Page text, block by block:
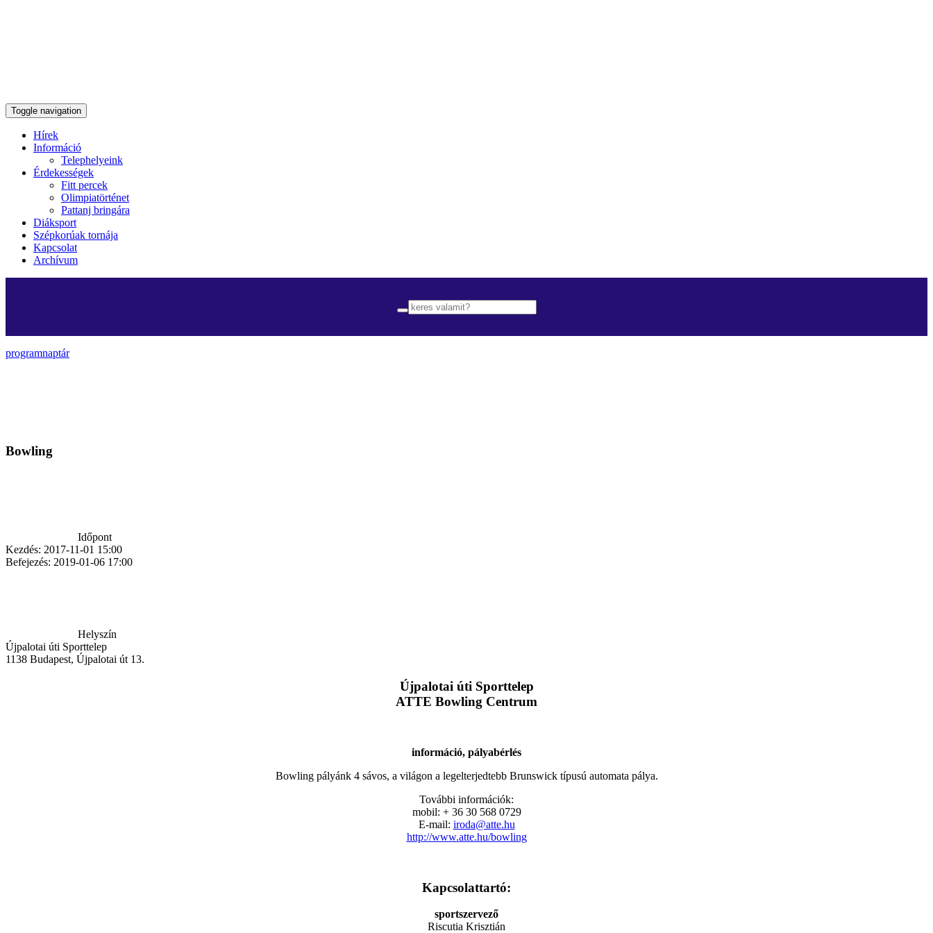
Toggle navigation
Hírek
Információ
Telephelyeink
Érdekességek
Fitt percek
Olimpiatörténet
Pattanj bringára
Diáksport
Szépkorúak tornája
Kapcsolat
Archívum
programnaptár
Bowling
Időpont
Kezdés: 2017-11-01 15:00
Befejezés: 2019-01-06 17:00
Helyszín
Újpalotai úti Sporttelep
1138 Budapest, Újpalotai út 13.
Újpalotai úti Sporttelep
ATTE Bowling Centrum
információ, pályabérlés
Bowling pályánk 4 sávos, a világon a legelterjedtebb Brunswick típusú automata pálya.
További információk:
mobil: + 36 30 568 0729
E-mail: iroda@atte.hu
http://www.atte.hu/bowling
Kapcsolattartó:
sportszervező
Riscutia Krisztián